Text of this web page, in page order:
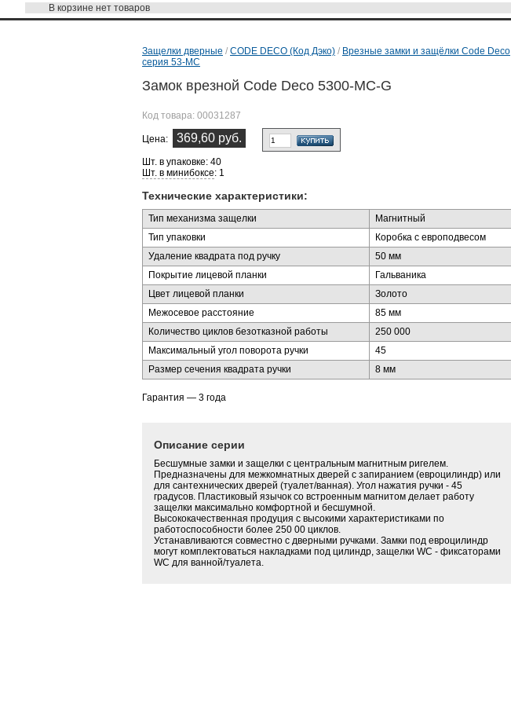
В корзине нет товаров
Защелки дверные / CODE DECO (Код Дэко) / Врезные замки и защёлки Code Deco
серия 53-MC
Замок врезной Code Deco 5300-MC-G
Код товара: 00031287
Цена: 369,60 руб.
Шт. в упаковке: 40
Шт. в минибоксе: 1
Технические характеристики:
Тип механизма защелки
Магнитный
Тип упаковки
Коробка с европодвесом
Удаление квадрата под ручку
50 мм
Покрытие лицевой планки
Гальваника
Цвет лицевой планки
Золото
Межосевое расстояние
85 мм
Количество циклов безотказной работы
250 000
Максимальный угол поворота ручки
45
Размер сечения квадрата ручки
8 мм
Гарантия — 3 года
Описание серии
Бесшумные замки и защелки с центральным магнитным ригелем.
Предназначены для межкомнатных дверей с запиранием (евроцилиндр) или
для сантехнических дверей (туалет/ванная). Угол нажатия ручки - 45
градусов. Пластиковый язычок со встроенным магнитом делает работу
защелки максимально комфортной и бесшумной.
Высококачественная продуция с высокими характеристиками по
работоспособности более 250 00 циклов.
Устанавливаются совместно с дверными ручками. Замки под евроцилиндр
могут комплектоваться накладками под цилиндр, защелки WC - фиксаторами
WC для ванной/туалета.